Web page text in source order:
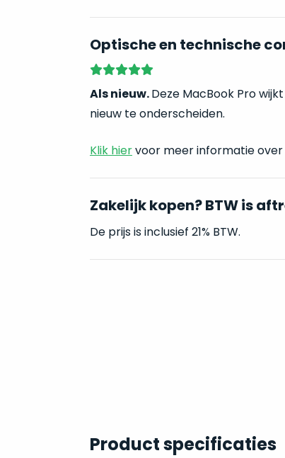
Optische en technische
Als nieuw.Deze MacBook Pro
nieuw te onderscheiden.
Klik hiervoor meer informatie
Zakelijk kopen? BTW is
De prijs is inclusief 21% BTW.
Product specificaties